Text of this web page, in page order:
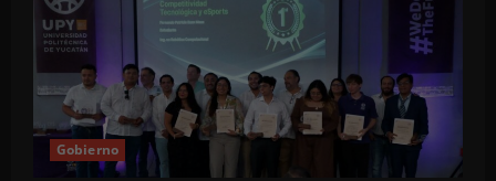
Gobierno